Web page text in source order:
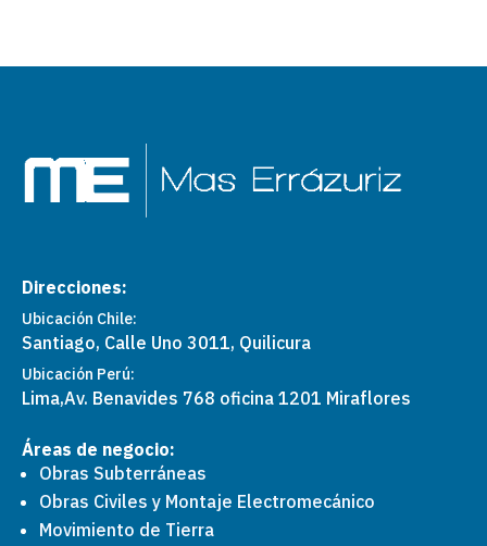
Direcciones:
Ubicación Chile:
Santiago, Calle Uno 3011, Quilicura
Ubicación Perú:
Lima,Av. Benavides 768 oficina 1201 Miraflores
Áreas de negocio:
Obras Subterráneas
Obras Civiles y Montaje Electromecánico
Movimiento de Tierra